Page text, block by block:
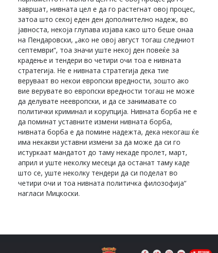
завршат, нивната цел е да го растегнат овој процес,
затоа што секој еден ден дополнително надеж, во
јавноста, некоја глупава изјава како што беше онаа
на Пендаровски, „ако не овој август тогаш следниот
септември“, тоа значи уште некој ден повеќе за
крадење и тендери во четири очи тоа е нивната
стратегија. Не е нивната стратегија дека тие
веруваат во некои европски вредности, зошто ако
вие верувате во европски вредности тогаш не може
да делувате неевропски, и да се занимавате со
политички криминал и корупција. Нивната борба не е
да поминат уставните измени нивната борба,
нивната борба е да помине надежта, дека некогаш ќе
има некакви уставни измени за да може да си го
истуркаат мандатот до таму некаде пролет, март,
април и уште неколку месеци да останат таму каде
што се, уште неколку тендери да си поделат во
четири очи и тоа нивната политичка филозофија“
нагласи Мицкоски.